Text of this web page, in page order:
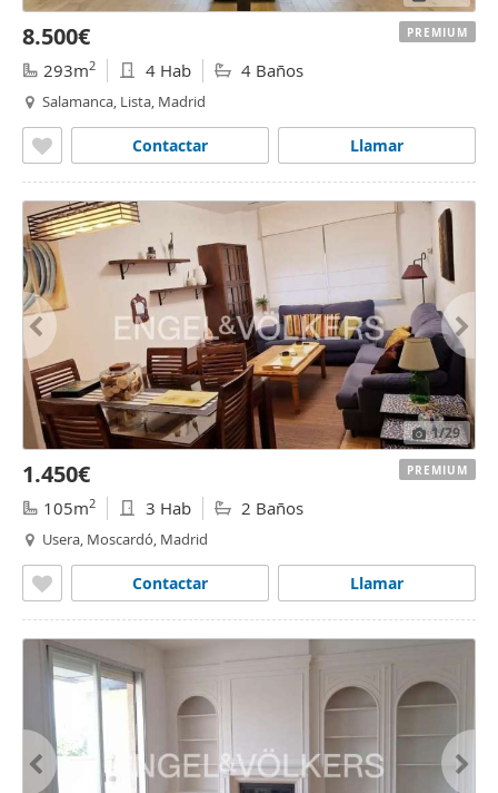
8.500€
293m2 4 Hab 4 Baños
Salamanca, Lista, Madrid
Llamar
Contactar
PREMIUM
1/29
1.450€
105m2 3 Hab 2 Baños
Usera, Moscardó, Madrid
Llamar
Contactar
PREMIUM